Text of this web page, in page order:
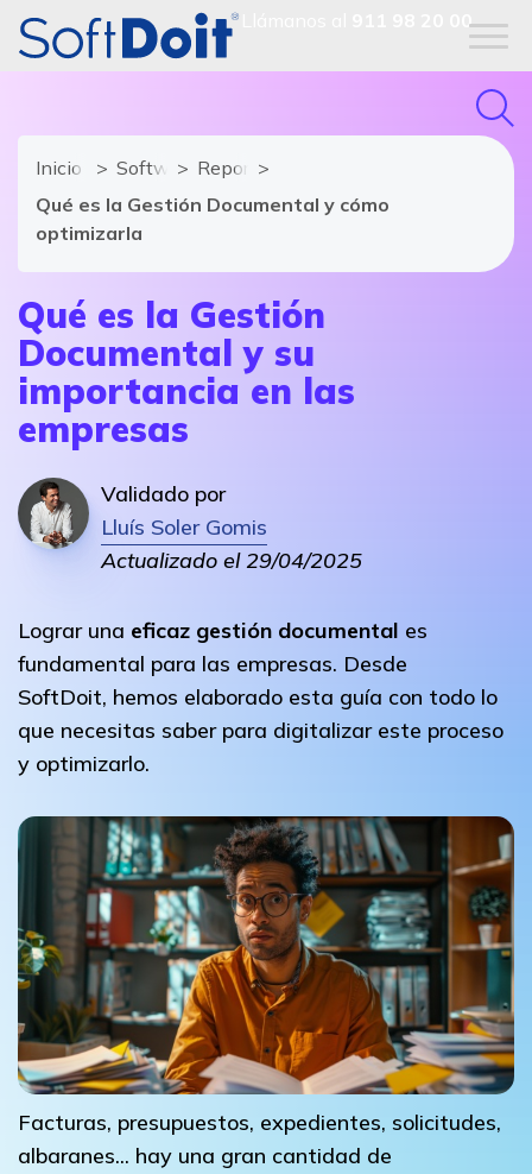
911 98 20 00
Inicio Software de Gestión Documental
Reportajes
Qué es la Gestión Documental y cómo
optimizarla
Qué es la Gestión
Documental y su
importancia en las
empresas
Validado por
Lluís Soler Gomis
Actualizado el 29/04/2025
Lograr una eficaz gestión documental es
fundamental para las empresas. Desde
SoftDoit, hemos elaborado esta guía con todo lo
que necesitas saber para digitalizar este proceso
y optimizarlo.
Facturas, presupuestos, expedientes, solicitudes,
albaranes... hay una gran cantidad de